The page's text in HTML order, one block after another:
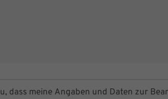
dass meine Angaben und Daten zur